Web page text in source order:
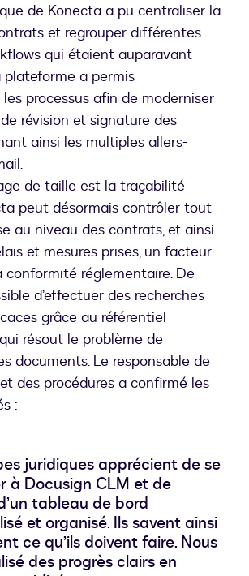
de Konecta a pu centraliser la
et regrouper différentes
qui étaient auparavant
plateforme a permis
les processus afin de moderniser
révision et signature des
ainsi les multiples allers-
de taille est la traçabilité
peut désormais contrôler tout
au niveau des contrats, et ainsi
et mesures prises, un facteur
conformité réglementaire. De
d’effectuer des recherches
grâce au référentiel
résout le problème de
documents. Le responsable de
des procédures a confirmé les
:
juridiques apprécient de se
à Docusign CLM et de
tableau de bord
et organisé. Ils savent ainsi
ce qu’ils doivent faire. Nous
des progrès clairs en